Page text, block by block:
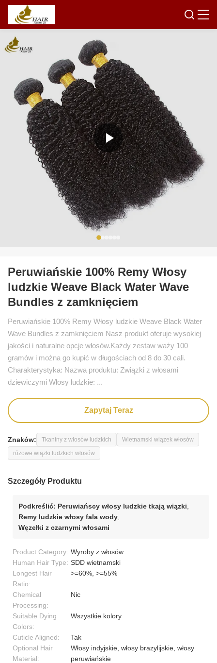
Peruwiańskie 100% Remy Włosy
ludzkie Weave Black Water Wave
Bundles z zamknięciem
Peruwiańskie 100% Remy Włosy ludzkie Weave Black Water
Wave Bundles z zamknięciem Nasz produkt oferuje wysokiej
jakości i naturalne opcje włosów.Każdy zestaw waży 100
gramów i można go kupić w długościach od 8 do 30 cali.
Charakterystyka: Nazwa produktu: Związki z włosami
dziewiczymi Włosy ludzkie: ...
Zapytaj Teraz
Znaków: Tkaniny z włosów ludzkich
Wietnamski wiązek włosów
różowe wiązki ludzkich włosów
Szczegóły Produktu
Podkreślić: Peruwiańscy włosy ludzkie tkają wiązki
Remy ludzkie włosy fala wody
Węzełki z czarnymi włosami
Product Category: Wyroby z włosów
Human Hair Type: SDD wietnamski
Longest Hair
Ratio:
>=60%, >=55%
Chemical
Processing:
Nic
Suitable Dying
Colors:
Wszystkie kolory
Cuticle Aligned:
Tak
Optional Hair
Material:
Włosy indyjskie, włosy brazylijskie, włosy
peruwiańskie